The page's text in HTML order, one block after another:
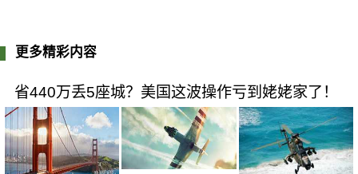
更多精彩内容
省440万丢5座城？美国这波操作亏到姥姥家了！